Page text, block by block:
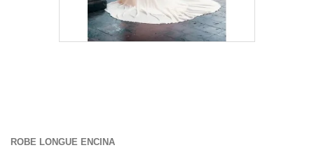
ROBE LONGUE ENCINA